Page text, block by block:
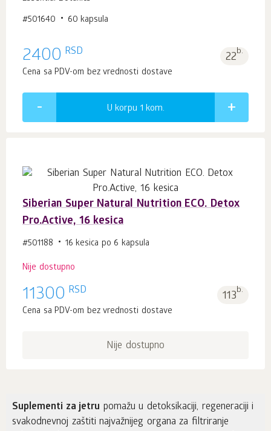
#501640 60 kapsula
2400 RSD 22b.
Cena sa PDV-om bez vrednosti dostave
U korpu 1 kom.
Siberian Super Natural Nutrition ECO. Detox
Pro.Active, 16 kesica
#501188 16 kesica po 6 kapsula
Nije dostupno
11300 RSD 113b.
Cena sa PDV-om bez vrednosti dostave
Nije dostupno
Suplementi za jetru pomažu u detoksikaciji, regeneraciji i
svakodnevnoj zaštiti najvažnijeg organa za filtriranje